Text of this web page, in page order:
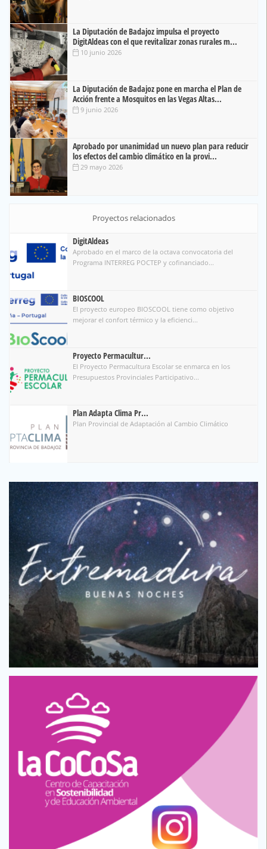
La Diputación de Badajoz impulsa el proyecto
DigitAldeas con el que revitalizar zonas rurales m...
10 junio 2026
La Diputación de Badajoz pone en marcha el Plan de
Acción frente a Mosquitos en las Vegas Altas...
9 junio 2026
Aprobado por unanimidad un nuevo plan para reducir
los efectos del cambio climático en la provi...
29 mayo 2026
Proyectos relacionados
DigitAldeas
Aprobado en el marco de la octava convocatoria del
Programa INTERREG POCTEP y cofinanciado...
BIOSCOOL
El proyecto europeo BIOSCOOL tiene como objetivo
mejorar el confort térmico y la eficienci...
Proyecto Permacultur...
El Proyecto Permacultura Escolar se enmarca en los
Presupuestos Provinciales Participativo...
Plan Adapta Clima Pr...
Plan Provincial de Adaptación al Cambio Climático